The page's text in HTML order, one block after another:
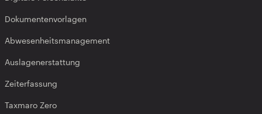
Dokumentenvorlagen
Abwesenheitsmanagement
Auslagenerstattung
Zeiterfassung
Taxmaro Zero